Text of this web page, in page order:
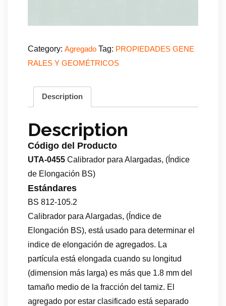
Category: Agregado Tag: PROPIEDADES GENE
RALES Y GEOMÉTRICOS
Description
Description
Código del Producto
UTA-0455 Calibrador para Alargadas, (Índice
de Elongación BS)
Estándares
BS 812-105.2
Calibrador para Alargadas, (Índice de
Elongación BS), está usado para determinar el
indice de elongación de agregados. La
partícula está elongada cuando su longitud
(dimension más larga) es más que 1.8 mm del
tamaño medio de la fracción del tamiz. El
agregado por estar clasificado está separado